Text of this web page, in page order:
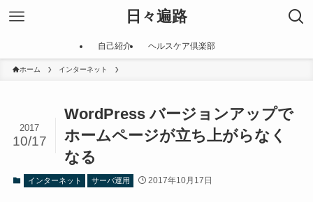
日々遍路
自己紹介 ヘルスケア倶楽部
ホーム インターネット
WordPress バージョンアップで
ホームページが立ち上がらなく
なる
2017
10/17
インターネット サーバ運用 2017年10月17日